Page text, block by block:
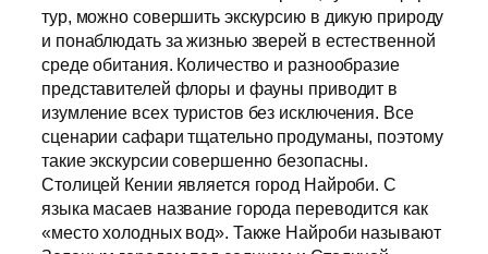
тур, можно совершить экскурсию в дикую природу
и понаблюдать за жизнью зверей в естественной
среде обитания. Количество и разнообразие
представителей флоры и фауны приводит в
изумление всех туристов без исключения. Все
сценарии сафари тщательно продуманы, поэтому
такие экскурсии совершенно безопасны.
Столицей Кении является город Найроби. С
языка масаев название города переводится как
«место холодных вод». Также Найроби называют